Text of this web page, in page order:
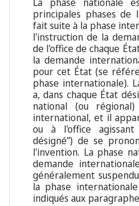
principales phases de
fait suite à la phase
l'instruction de la
de l'office de chaque
la demande
pour cet État (se
phase internationale).
a, dans chaque État
national (ou
international, et il
ou à l'office
désigné”) de se
l'invention. La phase
demande
généralement
la phase
indiqués aux